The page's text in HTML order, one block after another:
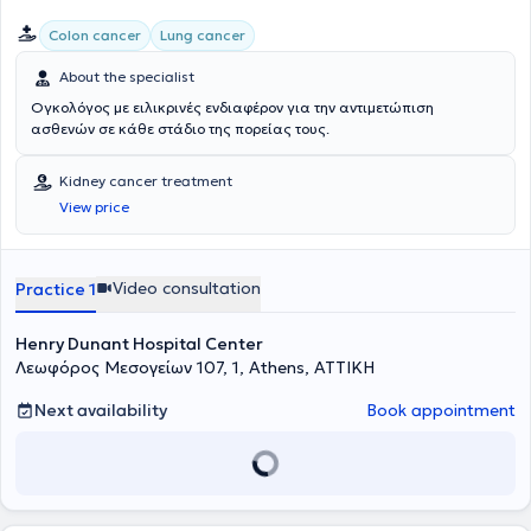
Colon cancer Lung cancer
About the specialist
Ογκολόγος με ειλικρινές ενδιαφέρον για την αντιμετώπιση
ασθενών σε κάθε στάδιο της πορείας τους.
Kidney cancer treatment
View price
Practice 1 Video consultation
Henry Dunant Hospital Center
Λεωφόρος Μεσογείων 107, 1, Athens, ΑΤΤΙΚΗ
Next availability
Book appointment